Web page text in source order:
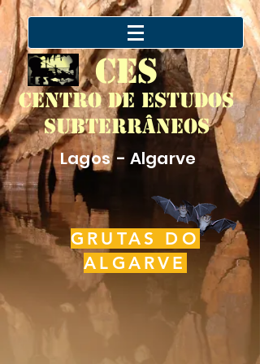
CES
Centro de Estudos
Subterrâneos
Lagos - Algarve
GRUTAS DO
ALGARVE